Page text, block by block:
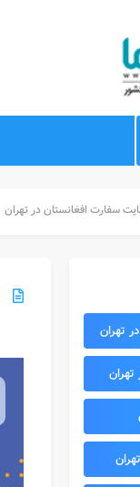
سفارت افغانستان در تهران
تهران